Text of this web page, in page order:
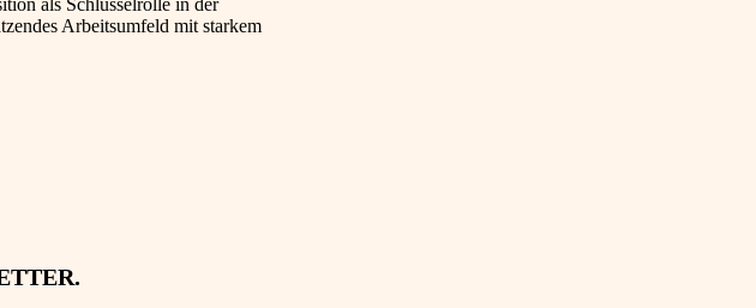
als Schlüsselrolle in der
Arbeitsumfeld mit starkem